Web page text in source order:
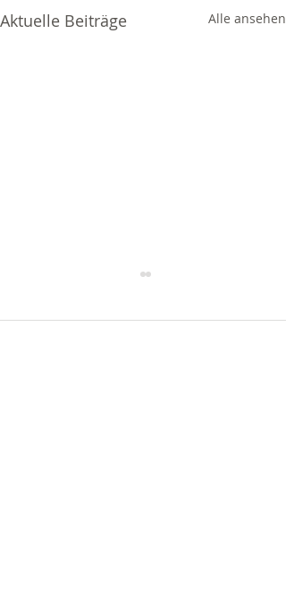
Aktuelle Beiträge Alle ansehen